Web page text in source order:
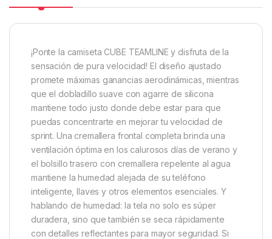
¡Ponte la camiseta CUBE TEAMLINE y disfruta de la
sensación de pura velocidad! El diseño ajustado
promete máximas ganancias aerodinámicas, mientras
que el dobladillo suave con agarre de silicona
mantiene todo justo donde debe estar para que
puedas concentrarte en mejorar tu velocidad de
sprint. Una cremallera frontal completa brinda una
ventilación óptima en los calurosos días de verano y
el bolsillo trasero con cremallera repelente al agua
mantiene la humedad alejada de su teléfono
inteligente, llaves y otros elementos esenciales. Y
hablando de humedad: la tela no solo es súper
duradera, sino que también se seca rápidamente
con detalles reflectantes para mayor seguridad. Si